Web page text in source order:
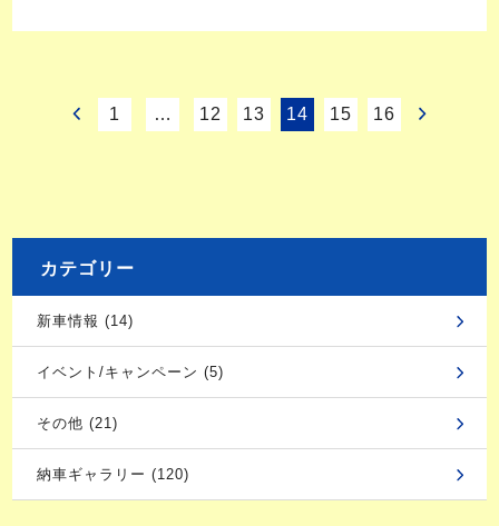
1 … 12 13 14 15 16
カテゴリー
新車情報 (14)
イベント/キャンペーン (5)
その他 (21)
納車ギャラリー (120)